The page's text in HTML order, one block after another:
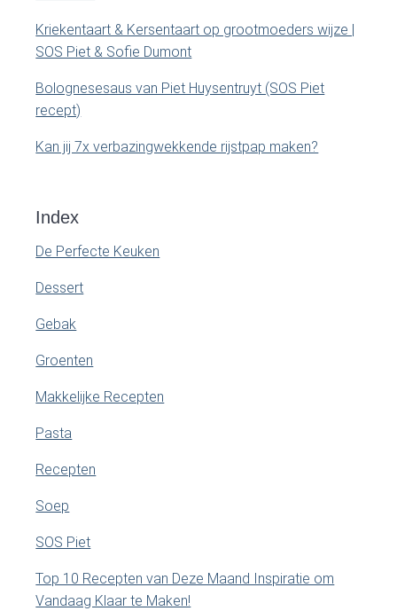
Kriekentaart & Kersentaart op grootmoeders wijze |
SOS Piet & Sofie Dumont
Bolognesesaus van Piet Huysentruyt (SOS Piet
recept)
Kan jij 7x verbazingwekkende rijstpap maken?
Index
De Perfecte Keuken
Dessert
Gebak
Groenten
Makkelijke Recepten
Pasta
Recepten
Soep
SOS Piet
Top 10 Recepten van Deze Maand Inspiratie om
Vandaag Klaar te Maken!